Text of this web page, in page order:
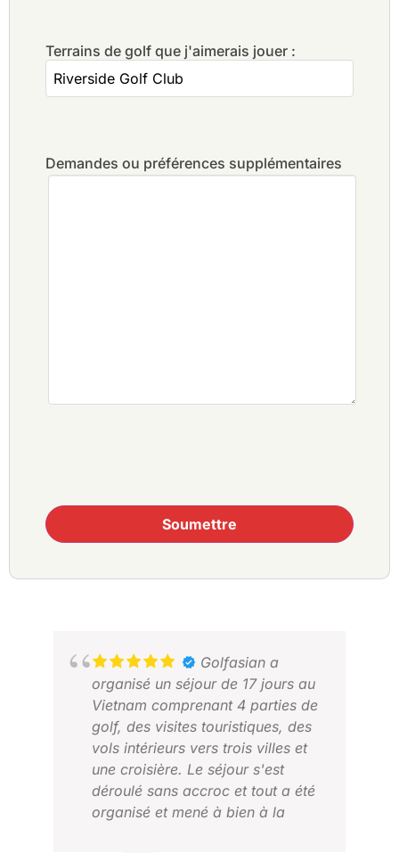
Terrains de golf que j'aimerais jouer :
Demandes ou préférences supplémentaires
Soumettre
Golfasian a
organisé un séjour de 17 jours au
Vietnam comprenant 4 parties de
golf, des visites touristiques, des
vols intérieurs vers trois villes et
une croisière. Le séjour s'est
déroulé sans accroc et tout a été
organisé et mené à bien à la